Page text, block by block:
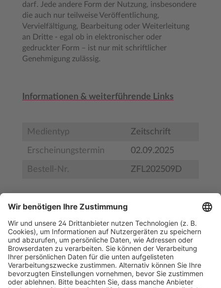
darf. Jede andere Form der Nutzung, insbesondere
die auch nur teilweise Veröffentlichung,
Vervielfältigung, Bearbeitung oder Weiterleitung
an Dritte - egal ob in elektronischer oder
gedruckter Form – ist nur mit schriftlicher
Genehmigung zulässig.
Informationen & weiterführende Links
Medientyp Zeitschrift
Erscheinungstermin 02.09.2025
Bestell-Nr. ZFL202509D
Inhaltsverzeichnis FL_202509
Leseprobe FL_202509